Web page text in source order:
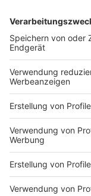
Anzeige
Das Frauen-
sich von seinem
dem
Sonntag
schönen Mal-
ganz nebenbei
kennenlernen.
Anzeige